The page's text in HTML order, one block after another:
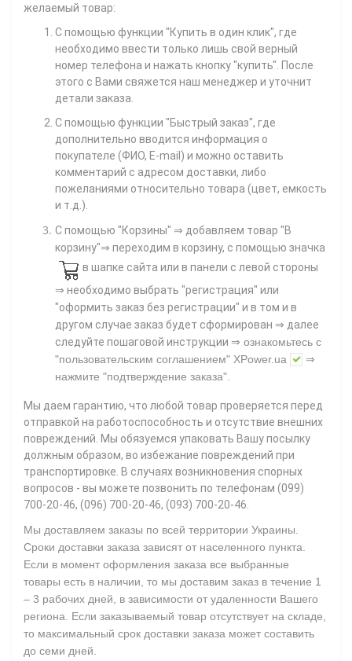
желаемый товар:
С помощью функции "Купить в один клик", где
необходимо ввести только лишь свой верный
номер телефона и нажать кнопку "купить". После
этого с Вами свяжется наш менеджер и уточнит
детали заказа.
С помощью функции "Быстрый заказ", где
дополнительно вводится информация о
покупателе (ФИО, E-mail) и можно оставить
комментарий с адресом доставки, либо
пожеланиями относительно товара (цвет, емкость
и т.д.).
С помощью "Корзины" ⇒ добавляем товар "В
корзину"⇒ переходим в корзину, с помощью значка
в шапке сайта или в панели с левой стороны
⇒ необходимо выбрать "регистрация" или
"оформить заказ без регистрации" и в том и в
другом случае заказ будет сформирован ⇒ далее
следуйте пошаговой инструкции ⇒ ознакомьтесь с
"пользовательским соглашением" XPower.ua
⇒
нажмите "подтверждение заказа"
Мы даем гарантию, что любой товар проверяется перед
отправкой на работоспособность и отсутствие внешних
повреждений. Мы обязуемся упаковать Вашу посылку
должным образом, во избежание повреждений при
транспортировке. В случаях возникновения спорных
вопросов - вы можете позвонить по телефонам (099)
700-20-46, (096) 700-20-46, (093) 700-20-46.
Мы доставляем заказы по всей территории Украины.
Сроки доставки заказа зависят от населенного пункта.
Если в момент оформления заказа все выбранные
товары есть в наличии, то мы доставим заказ в течение 1
– 3 рабочих дней, в зависимости от удаленности Вашего
региона. Если заказываемый товар отсутствует на складе,
то максимальный срок доставки заказа может составить
до семи дней.